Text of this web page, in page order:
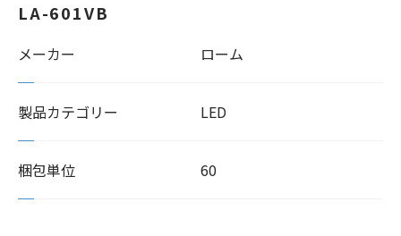
LA-601VB
メーカー ローム
製品カテゴリー LED
梱包単位 60